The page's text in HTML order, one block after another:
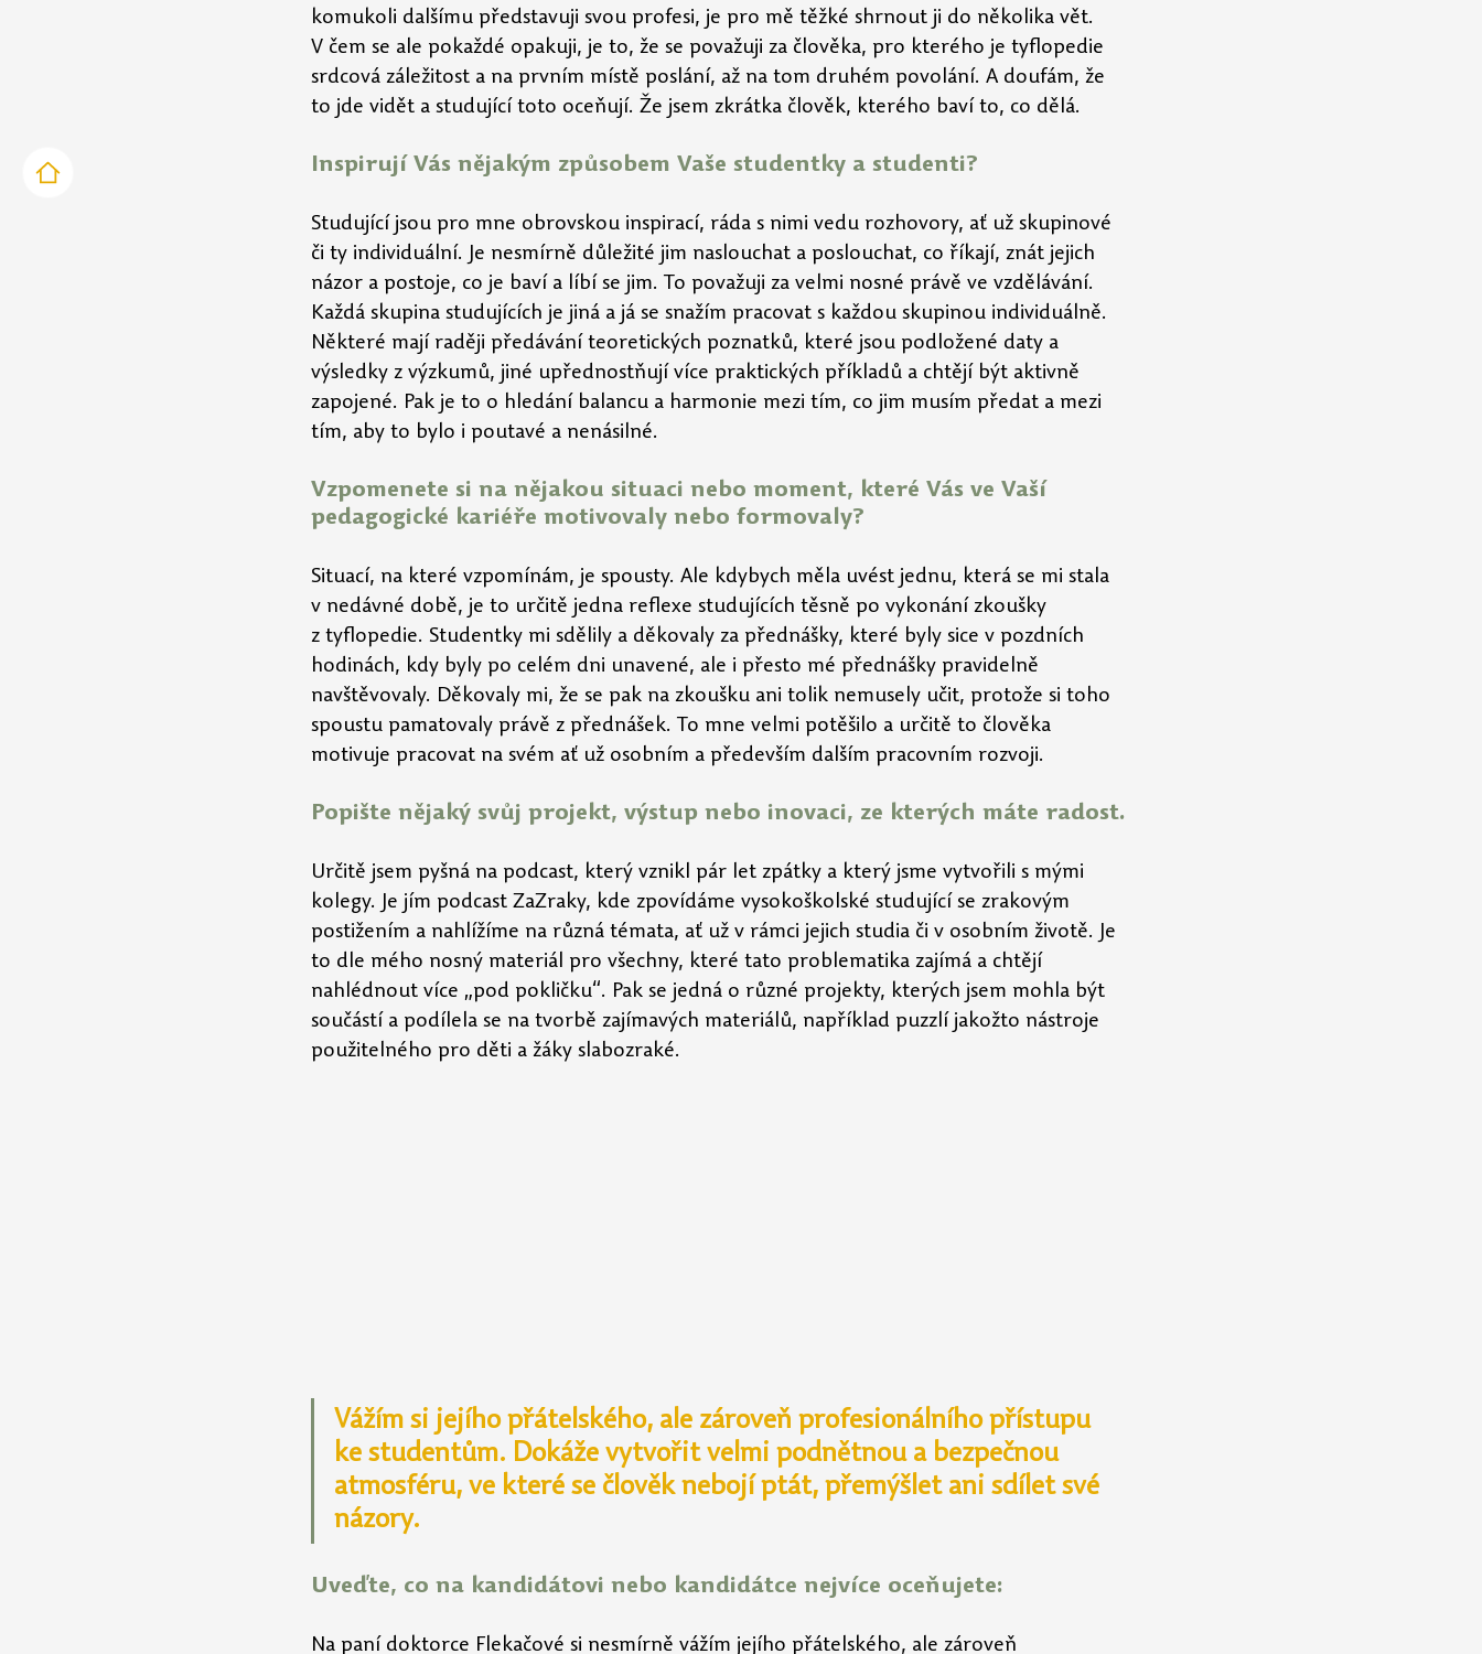
komukoli dalšímu představuji svou profesi, je pro mě těžké shrnout ji do několika vět.
V čem se ale pokaždé opakuji, je to, že se považuji za člověka, pro kterého je tyflopedie
srdcová záležitost a na prvním místě poslání, až na tom druhém povolání. A doufám, že
to jde vidět a studující toto oceňují. Že jsem zkrátka člověk, kterého baví to, co dělá.
Inspirují Vás nějakým způsobem Vaše studentky a studenti?
Studující jsou pro mne obrovskou inspirací, ráda s nimi vedu rozhovory, ať už skupinové
či ty individuální. Je nesmírně důležité jim naslouchat a poslouchat, co říkají, znát jejich
názor a postoje, co je baví a líbí se jim. To považuji za velmi nosné právě ve vzdělávání.
Každá skupina studujících je jiná a já se snažím pracovat s každou skupinou individuálně.
Některé mají raději předávání teoretických poznatků, které jsou podložené daty a
výsledky z výzkumů, jiné upřednostňují více praktických příkladů a chtějí být aktivně
zapojené. Pak je to o hledání balancu a harmonie mezi tím, co jim musím předat a mezi
tím, aby to bylo i poutavé a nenásilné.
Vzpomenete si na nějakou situaci nebo moment, které Vás ve Vaší
pedagogické kariéře motivovaly nebo formovaly?
Situací, na které vzpomínám, je spousty. Ale kdybych měla uvést jednu, která se mi stala
v nedávné době, je to určitě jedna reflexe studujících těsně po vykonání zkoušky
z tyflopedie. Studentky mi sdělily a děkovaly za přednášky, které byly sice v pozdních
hodinách, kdy byly po celém dni unavené, ale i přesto mé přednášky pravidelně
navštěvovaly. Děkovaly mi, že se pak na zkoušku ani tolik nemusely učit, protože si toho
spoustu pamatovaly právě z přednášek. To mne velmi potěšilo a určitě to člověka
motivuje pracovat na svém ať už osobním a především dalším pracovním rozvoji.
Popište nějaký svůj projekt, výstup nebo inovaci, ze kterých máte radost.
Určitě jsem pyšná na podcast, který vznikl pár let zpátky a který jsme vytvořili s mými
kolegy. Je jím podcast ZaZraky, kde zpovídáme vysokoškolské studující se zrakovým
postižením a nahlížíme na různá témata, ať už v rámci jejich studia či v osobním životě. Je
to dle mého nosný materiál pro všechny, které tato problematika zajímá a chtějí
nahlédnout více „pod pokličku“. Pak se jedná o různé projekty, kterých jsem mohla být
součástí a podílela se na tvorbě zajímavých materiálů, například puzzlí jakožto nástroje
použitelného pro děti a žáky slabozraké.
Vážím si jejího přátelského, ale zároveň profesionálního přístupu
ke studentům. Dokáže vytvořit velmi podnětnou a bezpečnou
atmosféru, ve které se člověk nebojí ptát, přemýšlet ani sdílet své
názory.
Uveďte, co na kandidátovi nebo kandidátce nejvíce oceňujete:
Na paní doktorce Flekačové si nesmírně vážím jejího přátelského, ale zároveň